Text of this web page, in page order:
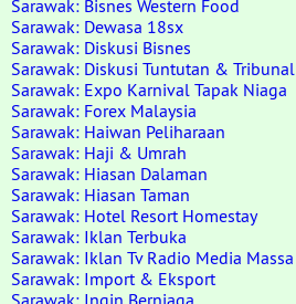
Sarawak: Bisnes Western Food
Sarawak: Dewasa 18sx
Sarawak: Diskusi Bisnes
Sarawak: Diskusi Tuntutan & Tribunal
Sarawak: Expo Karnival Tapak Niaga
Sarawak: Forex Malaysia
Sarawak: Haiwan Peliharaan
Sarawak: Haji & Umrah
Sarawak: Hiasan Dalaman
Sarawak: Hiasan Taman
Sarawak: Hotel Resort Homestay
Sarawak: Iklan Terbuka
Sarawak: Iklan Tv Radio Media Massa
Sarawak: Import & Eksport
Sarawak: Ingin Berniaga